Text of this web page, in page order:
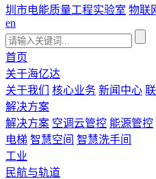
圳市电能质量工程实验室 物联
en
首页
关于海亿达
关于我们
核心业务 新闻中心
解决方案
解决方案 空调云管控 能源管控
电梯 智慧空间 智慧洗手间
工业
民航与轨道